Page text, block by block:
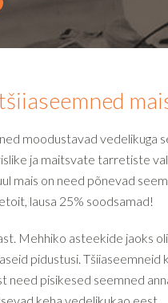
moodustavad vedelikuga
ja maitsvate tarretiste
mais on need põnevad
lausa 25% soodsamad!
Mehhiko asteekide jaoks
pidustusi. Tšiiaseemneid
need pisikesed seemned